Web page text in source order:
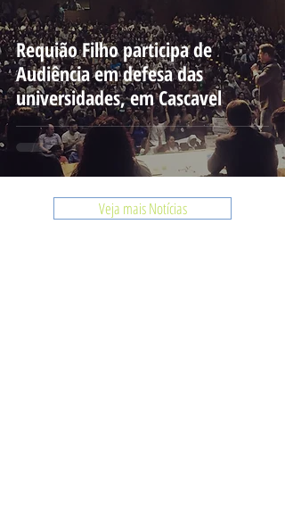
Requião Filho participa de
Audiência em defesa das
universidades, em Cascavel
Veja mais Notícias